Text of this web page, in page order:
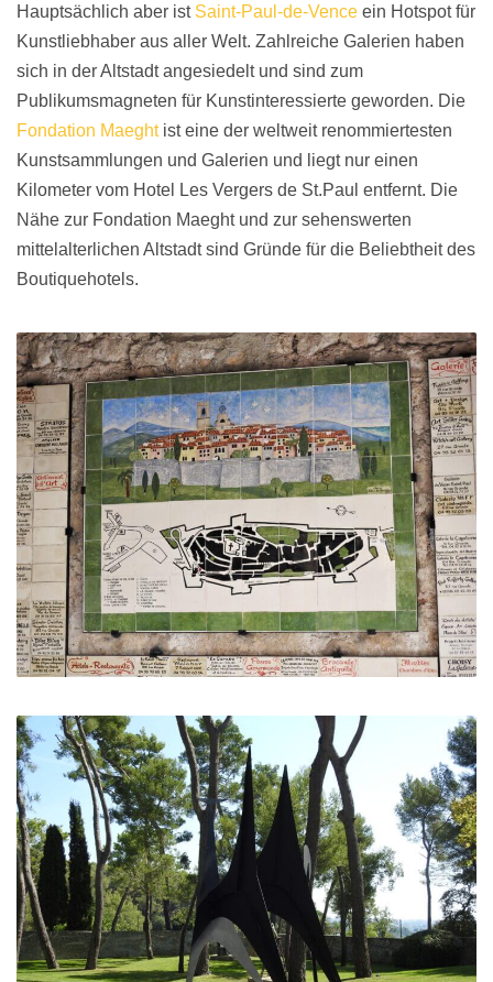
Hauptsächlich aber ist Saint-Paul-de-Vence ein Hotspot für
Kunstliebhaber aus aller Welt. Zahlreiche Galerien haben
sich in der Altstadt angesiedelt und sind zum
Publikumsmagneten für Kunstinteressierte geworden. Die
Fondation Maeghtist eine der weltweit renommiertesten
Kunstsammlungen und Galerien und liegt nur einen
Kilometer vom Hotel Les Vergers de St.Paul entfernt. Die
Nähe zur Fondation Maeght und zur sehenswerten
mittelalterlichen Altstadt sind Gründe für die Beliebtheit des
Boutiquehotels.